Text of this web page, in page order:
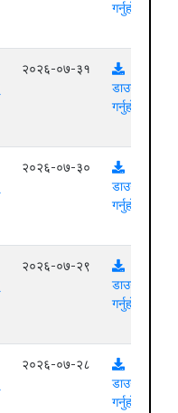
गर्नुहोस्
२०२६-०७-३१
डाउनलोड
गर्नुहोस्
२०२६-०७-३०
डाउनलोड
गर्नुहोस्
२०२६-०७-२९
डाउनलोड
गर्नुहोस्
२०२६-०७-२८
डाउनलोड
गर्नुहोस्